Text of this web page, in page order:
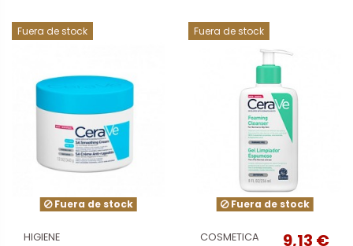
Fuera de stock
Fuera de stock
HIGIENE
Fuera de stock
Fuera de stock
COSMETICA 9,13 €